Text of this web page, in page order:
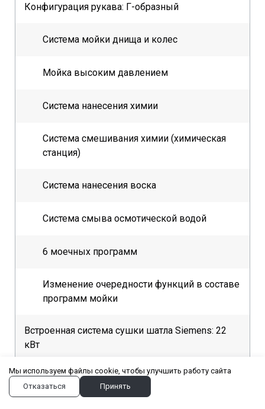
Конфигурация рукава: Г-образный
Система мойки днища и колес
Мойка высоким давлением
Система нанесения химии
Система смешивания химии (химическая
станция)
Система нанесения воска
Система смыва осмотической водой
6 моечных программ
Изменение очередности функций в составе
программ мойки
Встроенная система сушки шатла Siemens: 22
кВт
Встроенная боковая сушка шатла Siemens: 11
кВт
Мы используем файлы cookie, чтобы улучшить работу сайта
Отказаться
Принять